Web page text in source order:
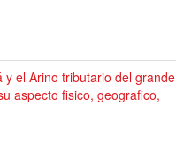
y el Arino tributario del grande
aspecto fisico, geografico,